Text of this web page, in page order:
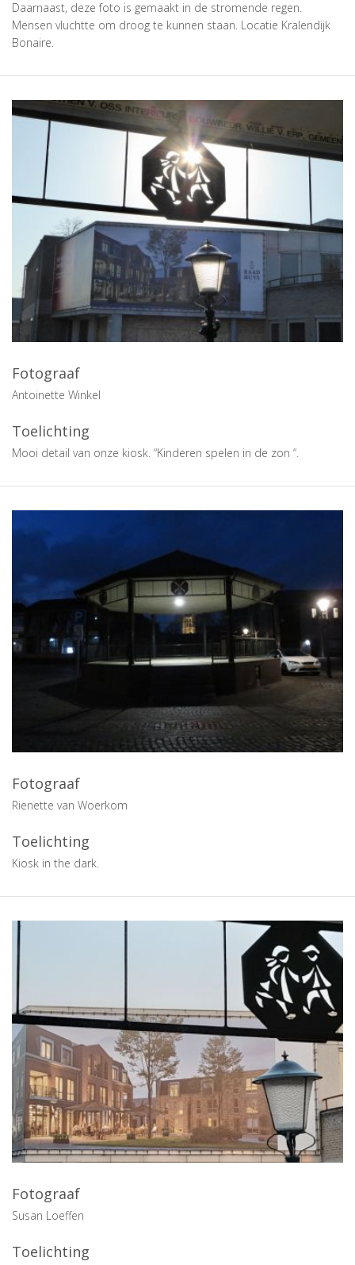
Daarnaast, deze foto is gemaakt in de stromende regen.
Mensen vluchtte om droog te kunnen staan. Locatie Kralendijk
Bonaire.
Fotograaf
Antoinette Winkel
Toelichting
Mooi detail van onze kiosk. “Kinderen spelen in de zon “.
Fotograaf
Rienette van Woerkom
Toelichting
Kiosk in the dark.
Fotograaf
Susan Loeffen
Toelichting